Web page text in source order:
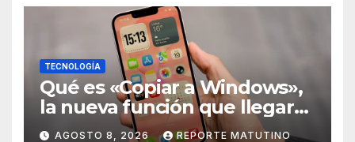
TECNOLOGÍA
Qué es «Copiar a Windows»,
la nueva función que llegará
al iPhone solo para Europa
AGOSTO 8, 2026 REPORTE MATUTINO